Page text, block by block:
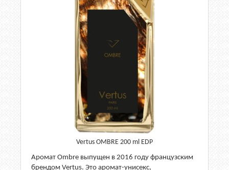
Vertus OMBRE 200 ml EDP
Аромат Ombre выпущен в 2016 году французским
брендом Vertus. Это аромат-унисекс,